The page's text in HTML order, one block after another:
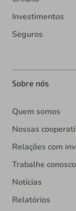
Investimentos
Seguros
Sobre nós
Quem somos
Nossas
Relações com
Trabalhe conosco
Notícias
Relatórios